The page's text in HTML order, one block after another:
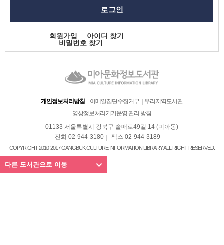
로그인
회원가입
아이디 찾기
비밀번호 찾기
개인정보처리방침 이메일집단수집거부
우리지역도서관
영상정보처리기기운영 관리 방침
01133 서울특별시 강북구 솔매로49길 14 (미아동)
전화 02-944-3180
팩스 02-944-3189
COPYRIGHT 2010-2017 GANGBUK CULTURE INFORMATION LIBRARY ALL RIGHT RESERVED.